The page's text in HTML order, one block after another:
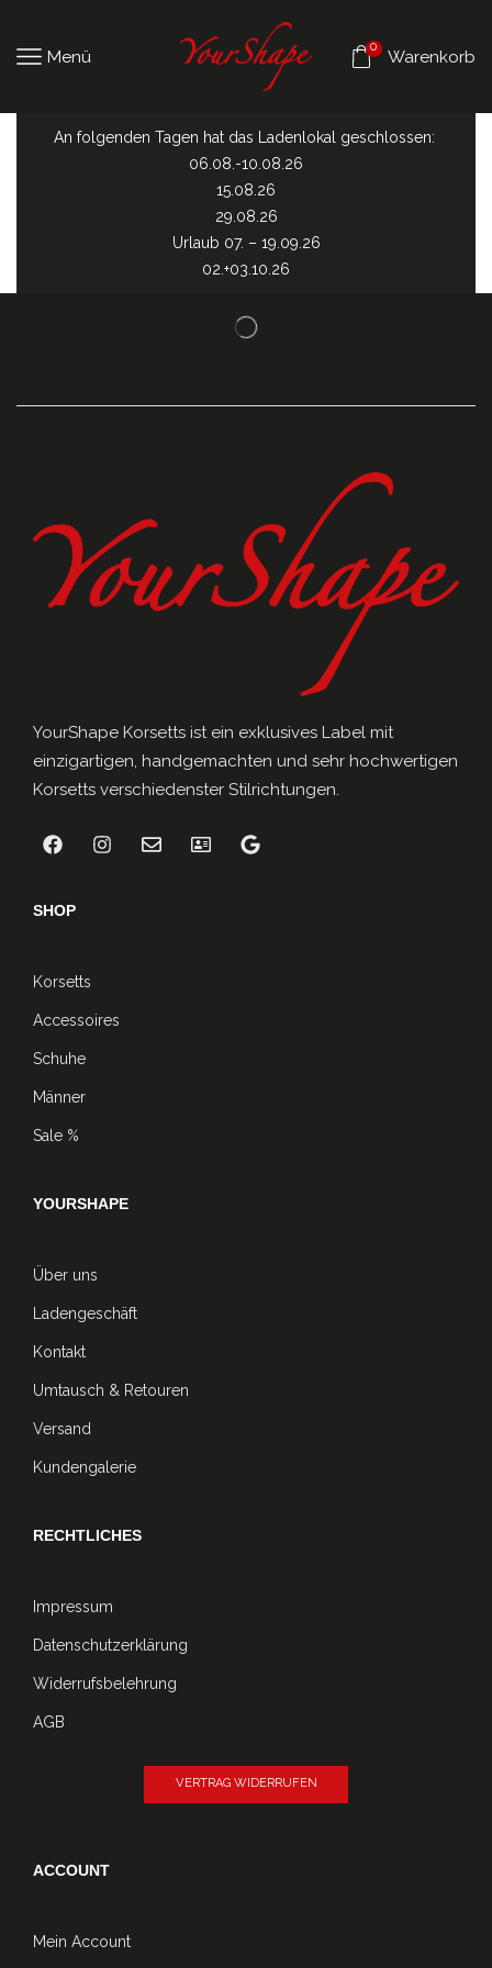
Menü
0
Warenkorb
An folgenden Tagen hat das Ladenlokal geschlossen:
06.08.-10.08.26
15.08.26
29.08.26
Urlaub 07. – 19.09.26
02.+03.10.26
YourShape Korsetts ist ein exklusives Label mit
einzigartigen, handgemachten und sehr hochwertigen
Korsetts verschiedenster Stilrichtungen.
SHOP
Korsetts
Accessoires
Schuhe
Männer
Sale %
YOURSHAPE
Über uns
Ladengeschäft
Kontakt
Umtausch & Retouren
Versand
Kundengalerie
RECHTLICHES
Impressum
Datenschutzerklärung
Widerrufsbelehrung
AGB
VERTRAG WIDERRUFEN
ACCOUNT
Mein Account